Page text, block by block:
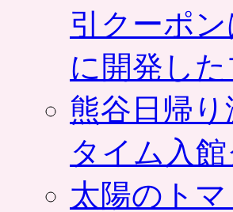
引クーポ
に開発し
熊谷日帰
タイム入
太陽のト